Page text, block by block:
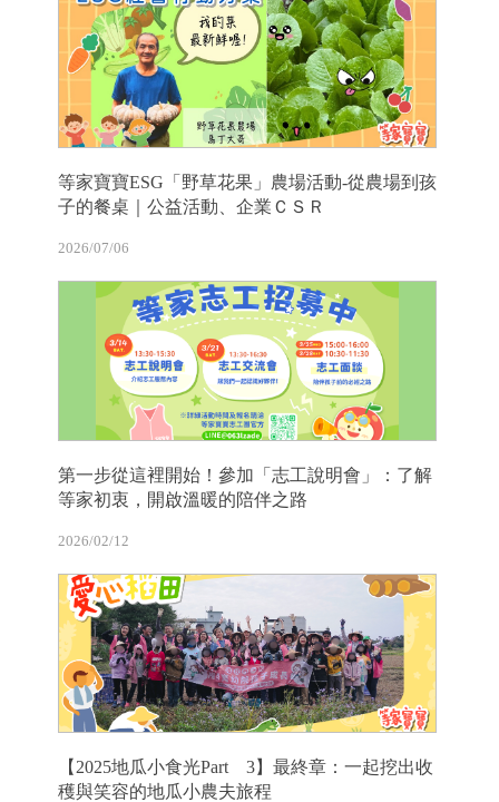
等家寶寶ESG「野草花果」農場活動-從農場到孩
子的餐桌｜公益活動、企業ＣＳＲ
2026/07/06
第一步從這裡開始！參加「志工說明會」：了解
等家初衷，開啟溫暖的陪伴之路
2026/02/12
【2025地瓜小食光Part 3】最終章：一起挖出收
穫與笑容的地瓜小農夫旅程